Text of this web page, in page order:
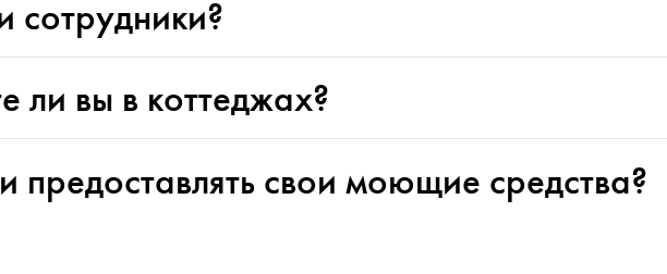
сотрудники?
ли вы в коттеджах?
предоставлять свои моющие средства?